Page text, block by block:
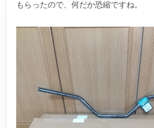
もらったので、何だか恐縮ですね。